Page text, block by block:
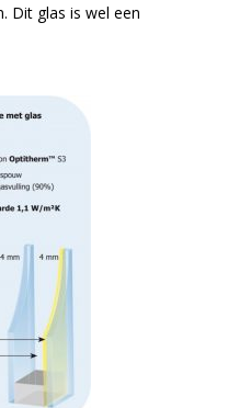
Dit glas is wel een